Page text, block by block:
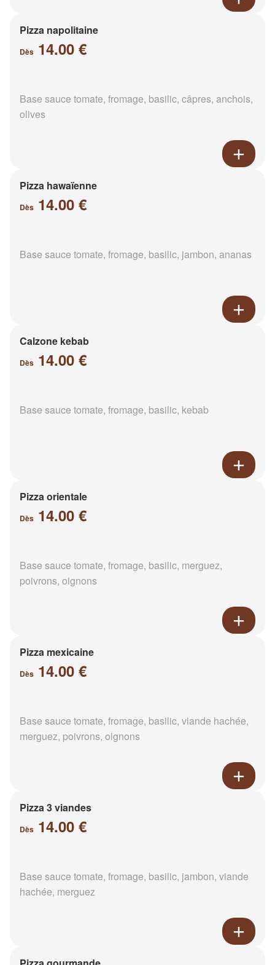
Pizza napolitaine
Dès 14.00 €
Base sauce tomate, fromage, basilic, câpres, anchois,
olives
Pizza hawaïenne
Dès 14.00 €
Base sauce tomate, fromage, basilic, jambon, ananas
Calzone kebab
Dès 14.00 €
Base sauce tomate, fromage, basilic, kebab
Pizza orientale
Dès 14.00 €
Base sauce tomate, fromage, basilic, merguez,
poivrons, oignons
Pizza mexicaine
Dès 14.00 €
Base sauce tomate, fromage, basilic, viande hachée,
merguez, poivrons, oignons
Pizza 3 viandes
Dès 14.00 €
Base sauce tomate, fromage, basilic, jambon, viande
hachée, merguez